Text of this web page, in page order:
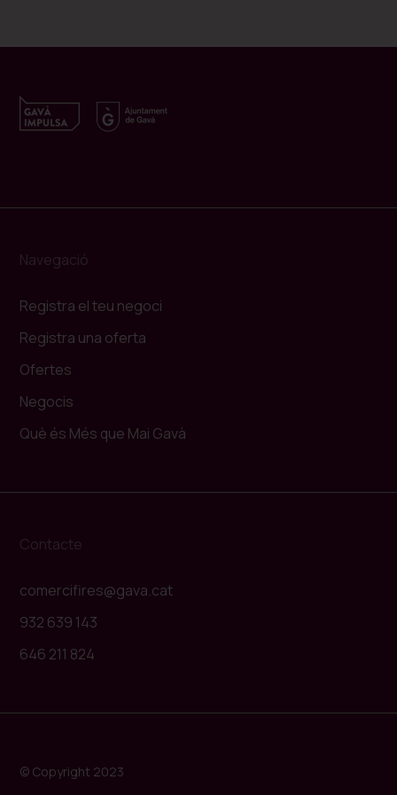
Navegació
Registra el teu negoci
Registra una oferta
Ofertes
Negocis
Què és Més que Mai Gavà
Contacte
comercifires@gava.cat
932 639 143
646 211 824
© Copyright 2023